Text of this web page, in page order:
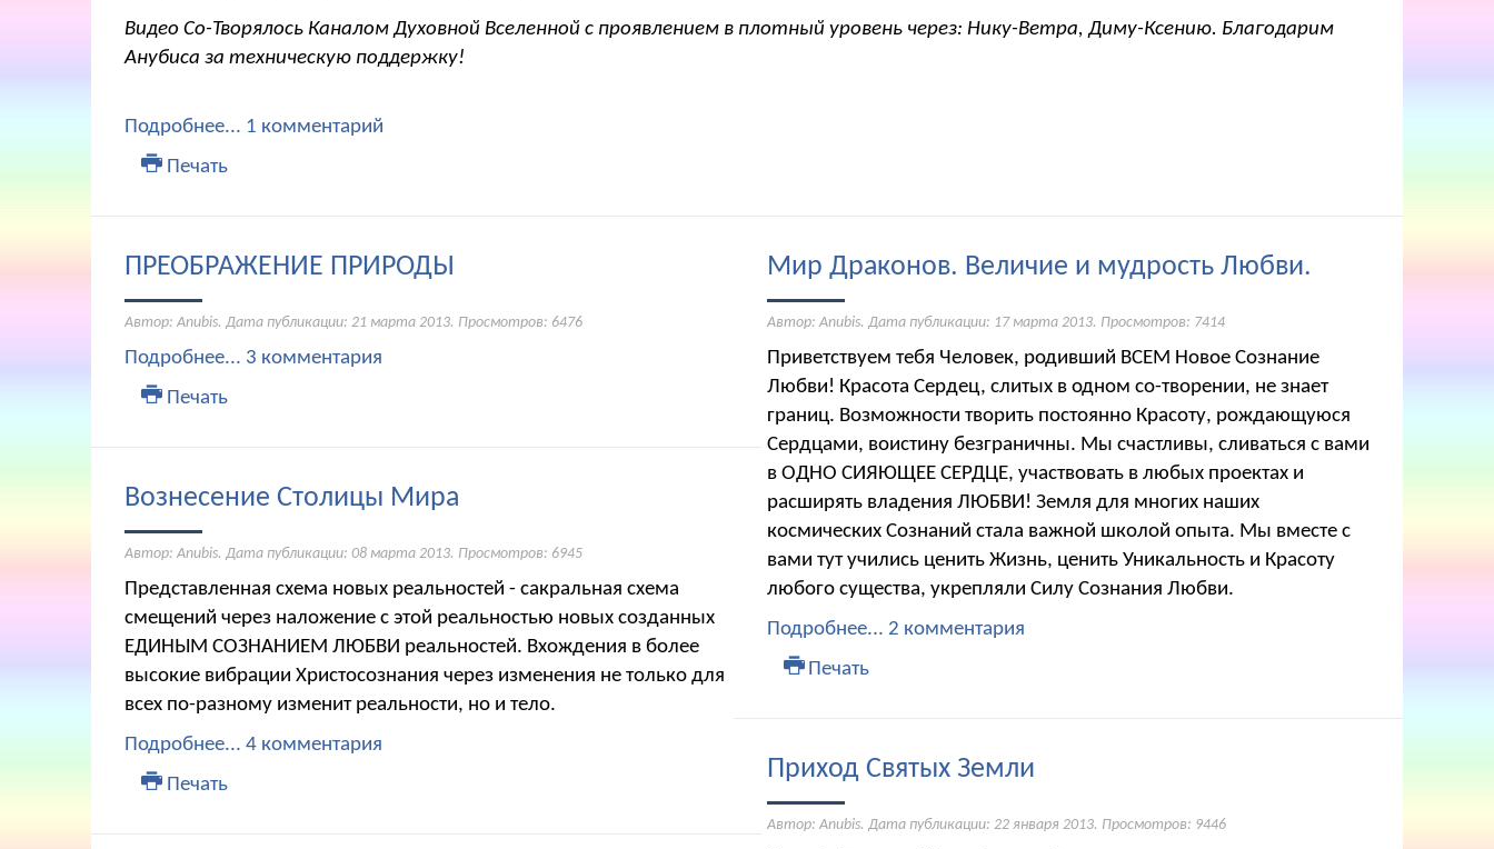
Видео Со-Творялось Каналом Духовной Вселенной с проявлением в плотный уровень через: Нику-Ветра, Диму-Ксению. Благодарим
Анубиса за техническую поддержку!
Подробнее... 1 комментарий
Печать
ПРЕОБРАЖЕНИЕ ПРИРОДЫ
Автор: Anubis. Дата публикации: 21 марта 2013. Просмотров: 6476
Подробнее... 3 комментария
Печать
Вознесение Столицы Мира
Автор: Anubis. Дата публикации: 08 марта 2013. Просмотров: 6945
Представленная схема новых реальностей - сакральная схема
смещений через наложение с этой реальностью новых созданных
ЕДИНЫМ СОЗНАНИЕМ ЛЮБВИ реальностей. Вхождения в более
высокие вибрации Христосознания через изменения не только для
всех по-разному изменит реальности, но и тело.
Подробнее... 4 комментария
Печать
Мир Драконов. Величие и мудрость Любви.
Автор: Anubis. Дата публикации: 17 марта 2013. Просмотров: 7414
Приветствуем тебя Человек, родивший ВСЕМ Новое Сознание
Любви! Красота Сердец, слитых в одном со-творении, не знает
границ. Возможности творить постоянно Красоту, рождающуюся
Сердцами, воистину безграничны. Мы счастливы, сливаться с вами
в ОДНО СИЯЮЩЕЕ СЕРДЦЕ, участвовать в любых проектах и
расширять владения ЛЮБВИ! Земля для многих наших
космических Сознаний стала важной школой опыта. Мы вместе с
вами тут учились ценить Жизнь, ценить Уникальность и Красоту
любого существа, укрепляли Силу Сознания Любви.
Подробнее... 2 комментария
Печать
Приход Святых Земли
Автор: Anubis. Дата публикации: 22 января 2013. Просмотров: 9446